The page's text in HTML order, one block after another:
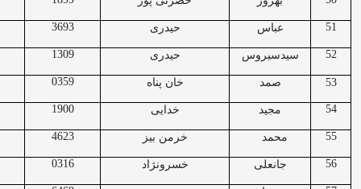
51 عباس حیدری 3693
52 سیدسیروس حیدری 1309
53 صمد خان پناه 0359
54 مجید خدایی 1900
55 محمد خرمن بیز 4623
56 جانعلی خسرونژاد 0316